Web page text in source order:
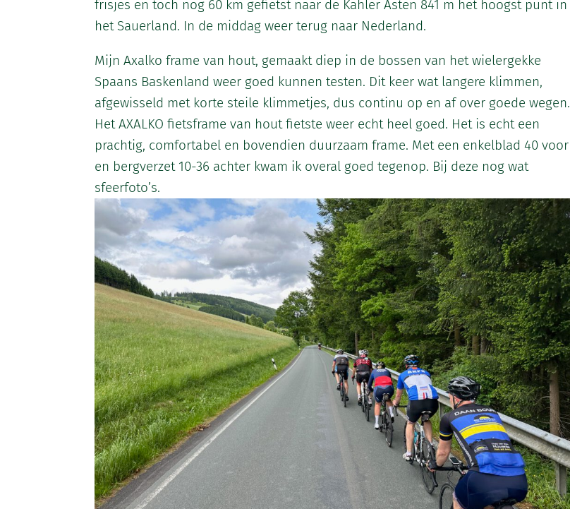
frisjes en toch nog 60 km gefietst naar de Kahler Asten 841 m het hoogst punt in
het Sauerland. In de middag weer terug naar Nederland.
Mijn Axalko frame van hout, gemaakt diep in de bossen van het wielergekke
Spaans Baskenland weer goed kunnen testen. Dit keer wat langere klimmen,
afgewisseld met korte steile klimmetjes, dus continu op en af over goede wegen.
Het AXALKO fietsframe van hout fietste weer echt heel goed. Het is echt een
prachtig, comfortabel en bovendien duurzaam frame. Met een enkelblad 40 voor
en bergverzet 10-36 achter kwam ik overal goed tegenop. Bij deze nog wat
sfeerfoto’s.